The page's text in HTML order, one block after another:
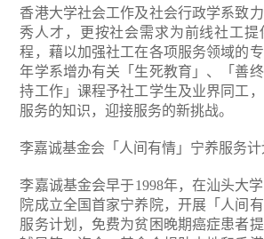
香港大学社会工作及社会行政学系致
秀人才，更按社会需求为前线社工提
程，藉以加强社工在各项服务领域的
年学系增办有关「生死教育」、「善
持工作」课程予社工学生及业界同工
服务的知识，迎接服务的新挑战。
李嘉诚基金会「人间有情」宁养服务计
李嘉诚基金会早于1998年，在汕头大
院成立全国首家宁养院，开展「人间
服务计划，免费为贫困晚期癌症患者